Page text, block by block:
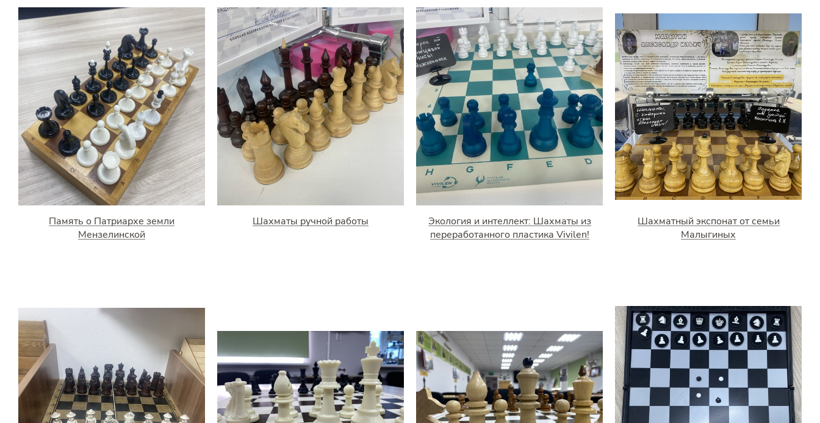
Память о Патриархе земли
Мензелинской
Шахматы ручной работы
Экология и интеллект: Шахматы из
переработанного пластика Vivilen!
Шахматный экспонат от семьи
Малыгиных